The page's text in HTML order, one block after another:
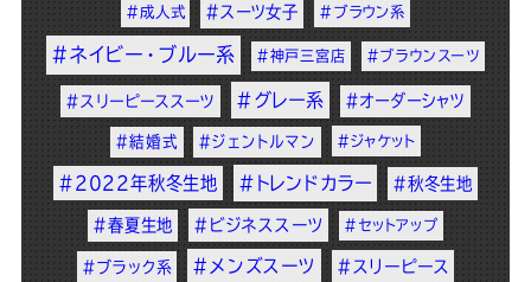
#成人式 #スーツ女子 #ブラウン系
#ネイビー・ブルー系 #神戸三宮店 #ブラウンスーツ
#スリーピーススーツ #グレー系 #オーダーシャツ
#結婚式 #ジェントルマン #ジャケット
#2022年秋冬生地 #トレンドカラー #秋冬生地
#春夏生地 #ビジネススーツ #セットアップ
#ブラック系 #メンズスーツ #スリーピース